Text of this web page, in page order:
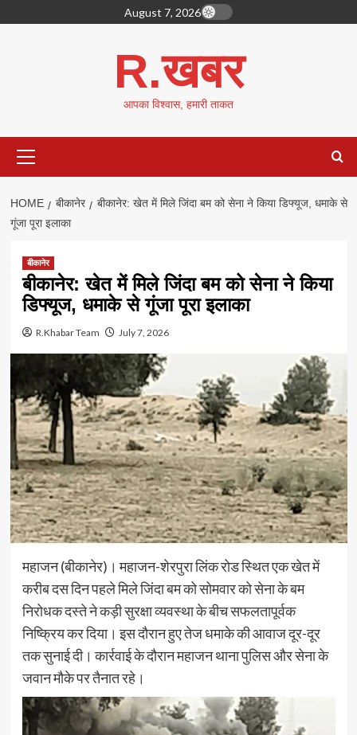
to
August 7, 2026
R.खबर
आपका विश्वास, हमारी ताकत
Menu
HOME बीकानेर
बीकानेर: खेत में मिले जिंदा बम को सेना ने किया डिफ्यूज, धमाके से
गूंजा पूरा इलाका
बीकानेर
बीकानेर: खेत में मिले जिंदा बम को सेना ने किया
डिफ्यूज, धमाके से गूंजा पूरा इलाका
R.Khabar Team July 7, 2026
महाजन (बीकानेर)। महाजन-शेरपुरा लिंक रोड स्थित एक खेत में
करीब दस दिन पहले मिले जिंदा बम को सोमवार को सेना के बम
निरोधक दस्ते ने कड़ी सुरक्षा व्यवस्था के बीच सफलतापूर्वक
निष्क्रिय कर दिया। इस दौरान हुए तेज धमाके की आवाज दूर-दूर
तक सुनाई दी। कार्रवाई के दौरान महाजन थाना पुलिस और सेना के
जवान मौके पर तैनात रहे।